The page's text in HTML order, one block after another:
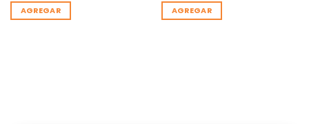
AGREGAR AGREGAR